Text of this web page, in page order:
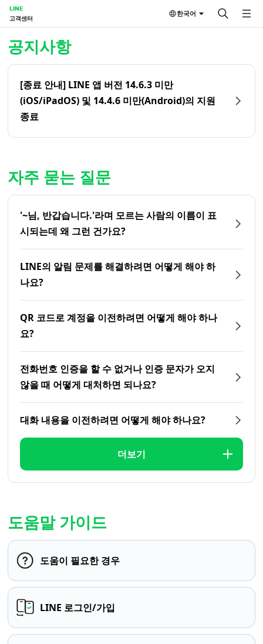
LINE
고객센터
한국어
공지사항
[종료 안내] LINE 앱 버전 14.6.3 미만
(iOS/iPadOS) 및 14.4.6 미만(Android)의 지원
종료
자주 묻는 질문
'~님, 반갑습니다.'라며 모르는 사람의 이름이 표
시되는데 왜 그런 건가요?
LINE의 알림 문제를 해결하려면 어떻게 해야 하
나요?
QR 코드로 계정을 이전하려면 어떻게 해야 하나
요?
전화번호 인증을 할 수 없거나 인증 문자가 오지
않을 때 어떻게 대처하면 되나요?
대화 내용을 이전하려면 어떻게 해야 하나요?
더보기
도움말 가이드
도움이 필요한 경우
LINE 로그인/가입